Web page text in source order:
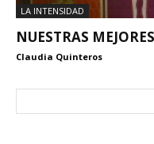
LA INTENSIDAD
NUESTRAS
Claudia Quinteros